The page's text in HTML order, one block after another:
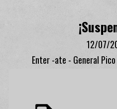
Enter -ate - General
12/07/